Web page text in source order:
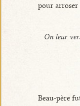
pour arroser
On leur
Beau-père